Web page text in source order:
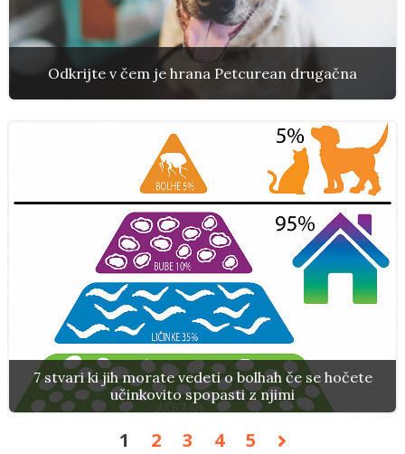
Odkrijte v čem je hrana Petcurean drugačna
7 stvari ki jih morate vedeti o bolhah če se hočete
učinkovito spopasti z njimi
1 2 3 4 5